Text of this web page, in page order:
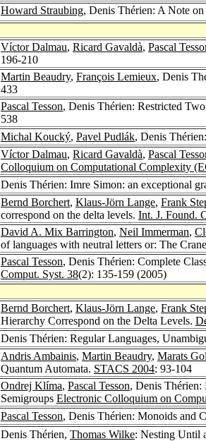
Howard Straubing, Denis Thérien: A Note
Víctor Dalmau, Ricard Gavaldà, Pascal
196-210
Martin Beaudry, François Lemieux, Denis
433
Pascal Tesson, Denis Thérien: Restricted
538
Michal Koucký, Pavel Pudlák, Denis
Víctor Dalmau, Ricard Gavaldà, Pascal
Colloquium on Computational Complexity
Denis Thérien: Imre Simon: an exceptional
Bernd Borchert, Klaus-Jörn Lange, Frank
correspond on the delta levels. Int. J. Found.
David A. Mix Barrington, Neil Immerman,
of languages with neutral letters or: The
Pascal Tesson, Denis Thérien: Complete
Comput. Syst. 38(2): 135-159 (2005)
Bernd Borchert, Klaus-Jörn Lange, Frank
Hierarchy Correspond on the Delta Levels.
Denis Thérien: Regular Languages,
Andris Ambainis, Martin Beaudry, Marats
Quantum Automata. STACS 2004: 93-104
Ondrej Klíma, Pascal Tesson, Denis
Semigroups Electronic Colloquium on
Pascal Tesson, Denis Thérien: Monoids and
Denis Thérien, Thomas Wilke: Nesting Until